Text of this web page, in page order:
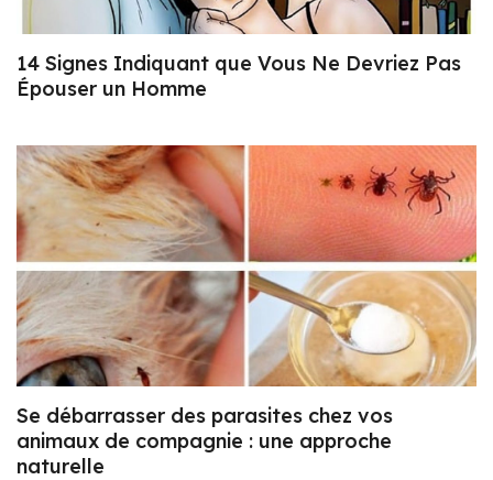
14 Signes Indiquant que Vous Ne Devriez Pas
Épouser un Homme
Se débarrasser des parasites chez vos
animaux de compagnie : une approche
naturelle